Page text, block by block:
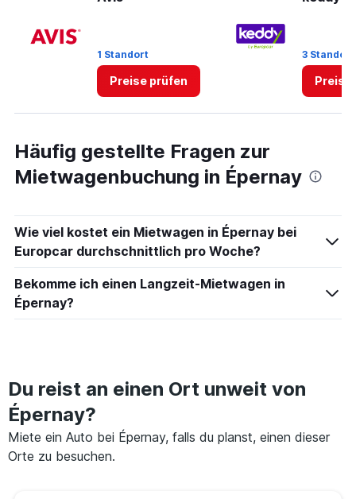
to
1 Standort
Preise prüfen
3
Preise
Häufig gestellte Fragen zur
Mietwagenbuchung in Épernay
Wie viel kostet ein Mietwagen in Épernay bei
Europcar durchschnittlich pro Woche?
Bekomme ich einen Langzeit-Mietwagen in
Épernay?
Du reist an einen Ort unweit von
Épernay?
Miete ein Auto bei Épernay, falls du planst, einen dieser
Orte zu besuchen.